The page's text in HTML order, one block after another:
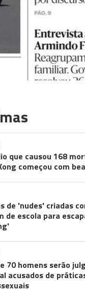
que causou 168
começou com
de 'nudes' criadas
de escola para
70 homens serão
acusados de